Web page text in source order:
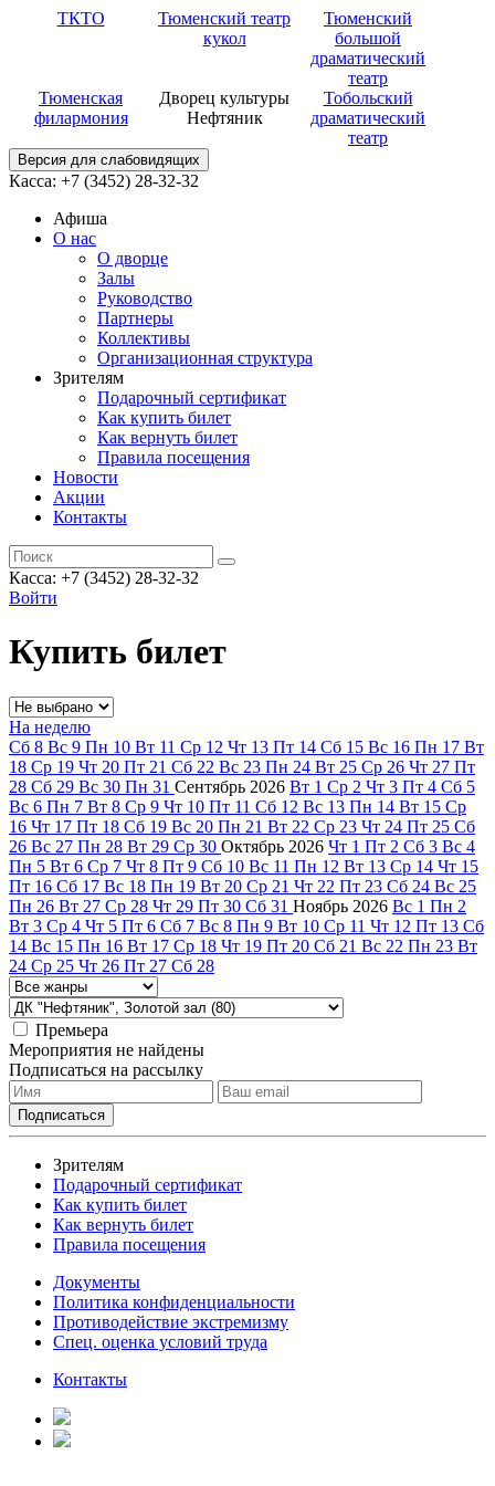
ТКТО
Тюменский театр
кукол
Тюменский
большой
драматический
театр
Тюменская
филармония
Дворец культуры
Нефтяник
Тобольский
драматический
театр
Версия для слабовидящих
Касса: +7 (3452) 28-32-32
Афиша
О нас
О дворце
Залы
Руководство
Партнеры
Коллективы
Организационная структура
Зрителям
Подарочный сертификат
Как купить билет
Как вернуть билет
Правила посещения
Новости
Акции
Контакты
Касса: +7 (3452) 28-32-32
Войти
Купить билет
На неделю
Сб 8 Вс 9 Пн 10 Вт 11 Ср 12 Чт 13 Пт 14 Сб 15 Вс 16 Пн 17 Вт
18 Ср 19 Чт 20 Пт 21 Сб 22 Вс 23 Пн 24 Вт 25 Ср 26 Чт 27 Пт
28 Сб 29 Вс 30 Пн 31 Сентябрь 2026 Вт 1 Ср 2 Чт 3 Пт 4 Сб 5
Вс 6 Пн 7 Вт 8 Ср 9 Чт 10 Пт 11 Сб 12 Вс 13 Пн 14 Вт 15 Ср
16 Чт 17 Пт 18 Сб 19 Вс 20 Пн 21 Вт 22 Ср 23 Чт 24 Пт 25 Сб
26 Вс 27 Пн 28 Вт 29 Ср 30 Октябрь 2026 Чт 1 Пт 2 Сб 3 Вс 4
Пн 5 Вт 6 Ср 7 Чт 8 Пт 9 Сб 10 Вс 11 Пн 12 Вт 13 Ср 14 Чт 15
Пт 16 Сб 17 Вс 18 Пн 19 Вт 20 Ср 21 Чт 22 Пт 23 Сб 24 Вс 25
Пн 26 Вт 27 Ср 28 Чт 29 Пт 30 Сб 31 Ноябрь 2026 Вс 1 Пн 2
Вт 3 Ср 4 Чт 5 Пт 6 Сб 7 Вс 8 Пн 9 Вт 10 Ср 11 Чт 12 Пт 13 Сб
14 Вс 15 Пн 16 Вт 17 Ср 18 Чт 19 Пт 20 Сб 21 Вс 22 Пн 23 Вт
24 Ср 25 Чт 26 Пт 27 Сб 28
Премьера
Мероприятия не найдены
Подписаться на рассылку
Зрителям
Подарочный сертификат
Как купить билет
Как вернуть билет
Правила посещения
Документы
Политика конфиденциальности
Противодействие экстремизму
Спец. оценка условий труда
Контакты